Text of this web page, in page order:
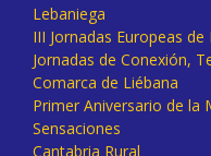
Lebaniega
III Jornadas Europeas
Jornadas de Conexión,
Comarca de Liébana
Primer Aniversario de la
Sensaciones
Cantabria Rural